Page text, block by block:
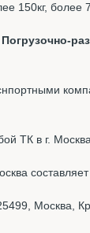
150кг,
ТК в г.
Москва,